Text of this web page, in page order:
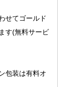
せてゴールド
す(無料サービ
包装は有料オ